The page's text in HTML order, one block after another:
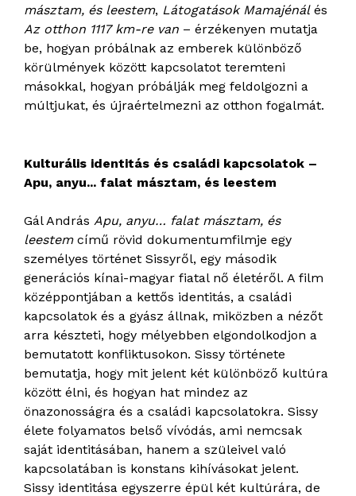
másztam, és leestem, Látogatások Mamajénálés
Az otthon 1117 km-re van – érzékenyen mutatja
be, hogyan próbálnak az emberek különböző
körülmények között kapcsolatot teremteni
másokkal, hogyan próbálják meg feldolgozni a
múltjukat, és újraértelmezni az otthon fogalmát.
Kulturális identitás és családi kapcsolatok –
Apu, anyu... falat másztam, és leestem
Gál András Apu, anyu… falat másztam, és
leestemcímű rövid dokumentumfilmje egy
személyes történet Sissyről, egy második
generációs kínai-magyar fiatal nő életéről. A film
középpontjában a kettős identitás, a családi
kapcsolatok és a gyász állnak, miközben a nézőt
arra készteti, hogy mélyebben elgondolkodjon a
bemutatott konfliktusokon. Sissy története
bemutatja, hogy mit jelent két különböző kultúra
között élni, és hogyan hat mindez az
önazonosságra és a családi kapcsolatokra. Sissy
élete folyamatos belső vívódás, ami nemcsak
saját identitásában, hanem a szüleivel való
kapcsolatában is konstans kihívásokat jelent.
Sissy identitása egyszerre épül két kultúrára, de